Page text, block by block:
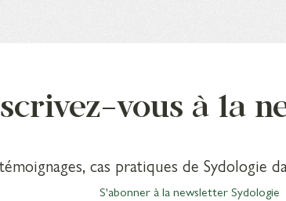
vous à la
cas pratiques de Sydologie
S'abonner à la newsletter Sydologie